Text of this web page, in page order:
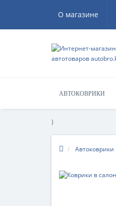
О магазине
АВТОКОВРИКИ
)
Автоковрики